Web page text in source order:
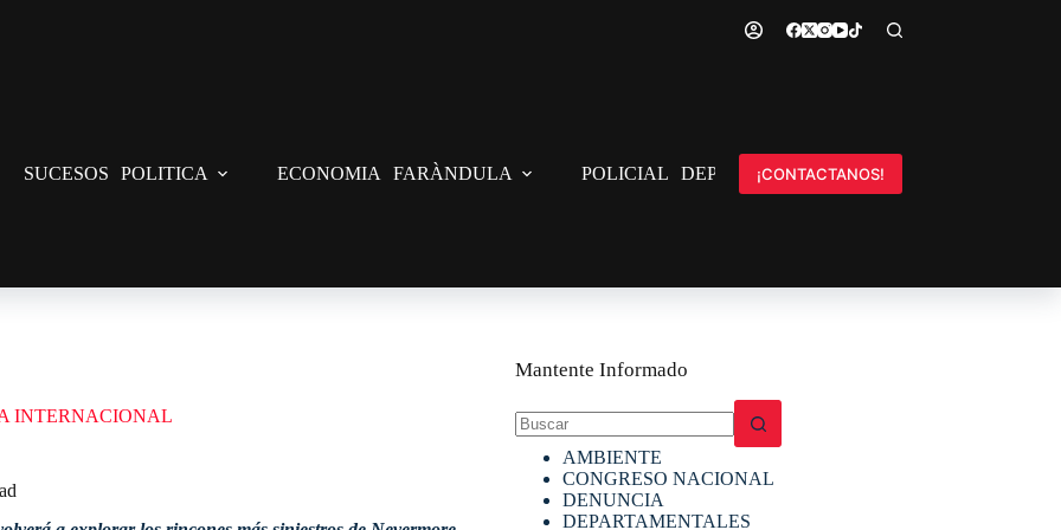
SUCESOS POLITICA ECONOMIA FARÀNDULA POLICIAL DEPORTES INTERNACIONAL
¡CONTACTANOS!
INTERNACIONAL
Mantente Informado
resultados
AMBIENTE
CONGRESO NACIONAL
DENUNCIA
DEPARTAMENTALES